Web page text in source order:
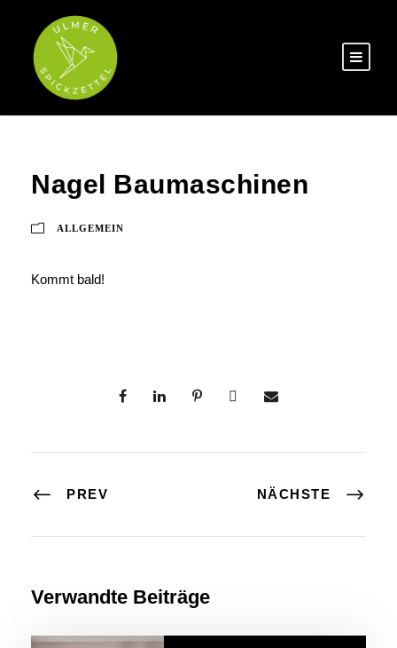
Nagel Baumaschinen
ALLGEMEIN
Kommt bald!
PREV NÄCHSTE
Verwandte Beiträge